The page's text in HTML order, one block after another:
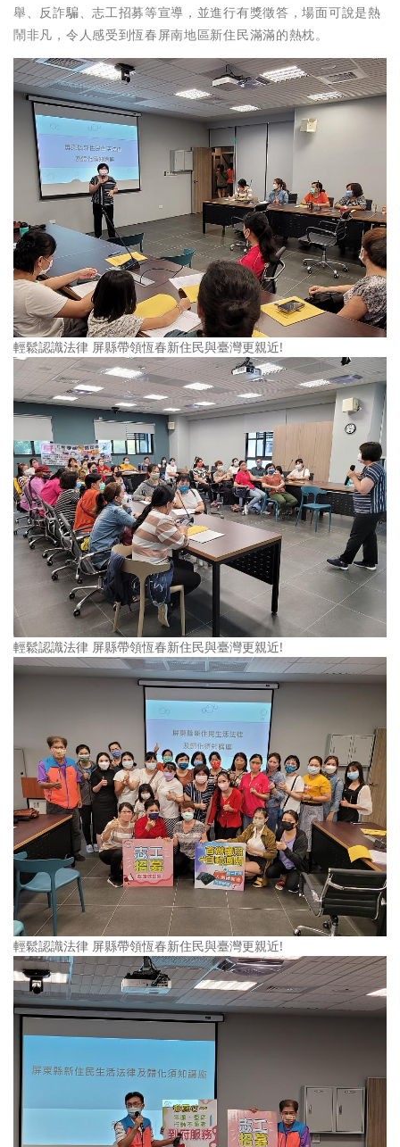
舉、反詐騙、志工招募等宣導，並進行有獎徵答，場面可說是熱
鬧非凡，令人感受到恆春屏南地區新住民滿滿的熱枕。
輕鬆認識法律 屏縣帶領恆春新住民與臺灣更親近!
輕鬆認識法律 屏縣帶領恆春新住民與臺灣更親近!
輕鬆認識法律 屏縣帶領恆春新住民與臺灣更親近!